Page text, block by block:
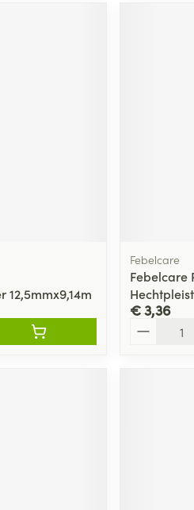
Febelcare
Febelcare
€ 3,36